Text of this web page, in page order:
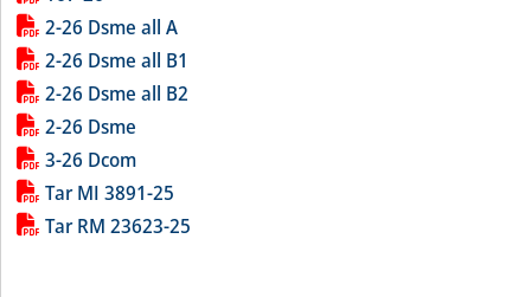
2-26 Dsme all A
2-26 Dsme all B1
2-26 Dsme all B2
2-26 Dsme
3-26 Dcom
Tar MI 3891-25
Tar RM 23623-25